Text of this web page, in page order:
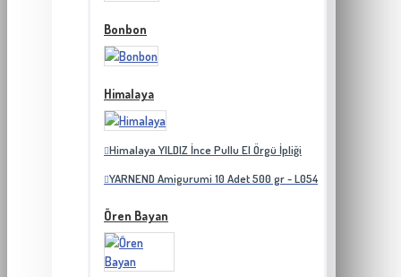
Bonbon
Himalaya
Himalaya YILDIZ İnce Pullu El Örgü İpliği
YARNEND Amigurumi 10 Adet 500 gr - L054
Ören Bayan